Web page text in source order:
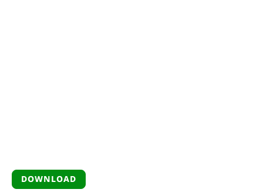
DOWNLOAD